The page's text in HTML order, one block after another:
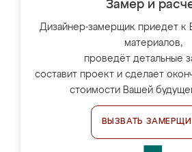
Замер и
Дизайнер-замерщик приедет к
материалов,
проведёт детальные
составит проект и сделает
стоимости Вашей
ВЫЗВАТЬ